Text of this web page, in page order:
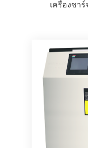
เครื่องชาร์